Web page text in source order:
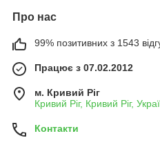
Про нас
99% позитивних з 1543
Працює з 07.02.2012
м. Кривий Ріг
Кривий Ріг, Кривий Ріг,
Контакти